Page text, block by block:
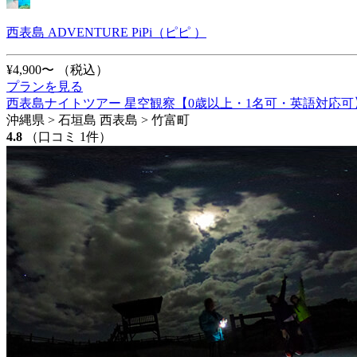
西表島 ADVENTURE PiPi（ピピ ）
¥4,900〜
（税込）
プランを見る
西表島ナイトツアー 星空観察【0歳以上・1名可・英語対応可
沖縄県 > 石垣島 西表島 > 竹富町
4.8
（口コミ 1件）